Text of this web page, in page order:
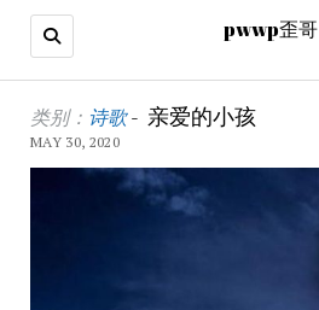
pwwp歪哥
类别： 诗歌- 亲爱的小孩
MAY 30, 2020